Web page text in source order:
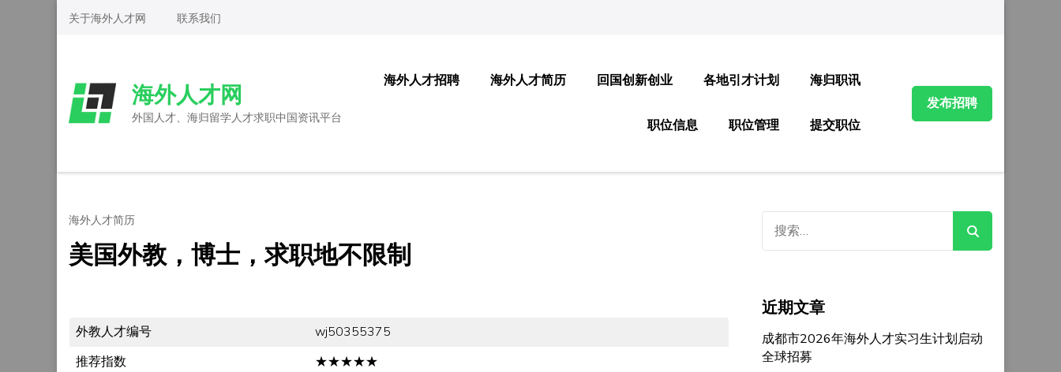
Skip
Enter)
关于海外人才网 联系我们
海外人才网
外国人才、海归留学人才求职中国资讯平台
海外人才招聘 海外人才简历 回国创新创业 各地引才计划 海归职讯
职位信息 职位管理 提交职位
发布招聘
海外人才简历
美国外教，博士，求职地不限制
外教人才编号
wj50355375
推荐指数
★★★★★
索：
近期文章
成都市2026年海外人才实习生计划启动
全球招募